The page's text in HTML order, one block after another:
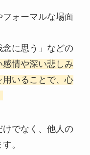
ォーマルな場面
念に思う」などの
感情や深い悲しみ
用いることで、心
けでなく、他人の
。